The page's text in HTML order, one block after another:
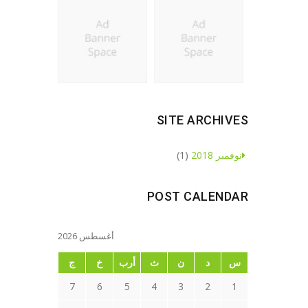
SITE ARCHIVES
نوفمبر 2018 (1)
POST CALENDAR
أغسطس 2026
س د ن ث أرب خ
ج
1
2
3
4
5
6
7